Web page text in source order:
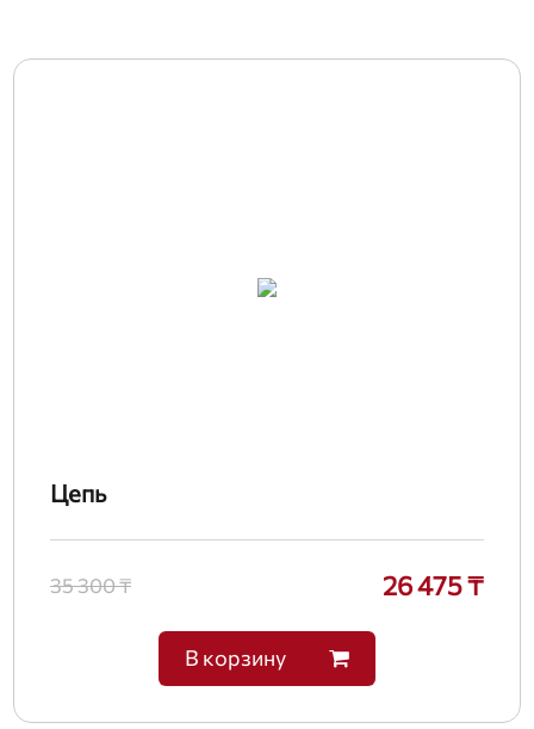
Цепь
35 300 ₸ 26 475 ₸
В корзину